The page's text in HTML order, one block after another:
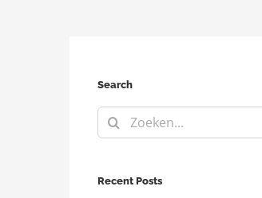
Search
Zoeken
naar:
Recent Posts